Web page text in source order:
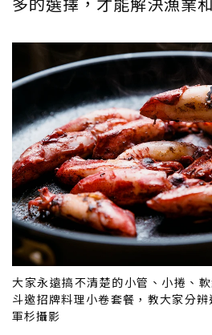
大家永遠搞不清楚的小管、小捲、
斗邀招牌料理小卷套餐，教大家分
軍杉攝影